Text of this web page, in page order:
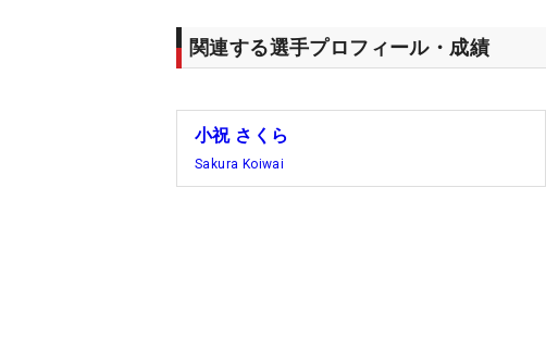
関連する選手プロフィール・成績
小祝 さくら
Sakura Koiwai